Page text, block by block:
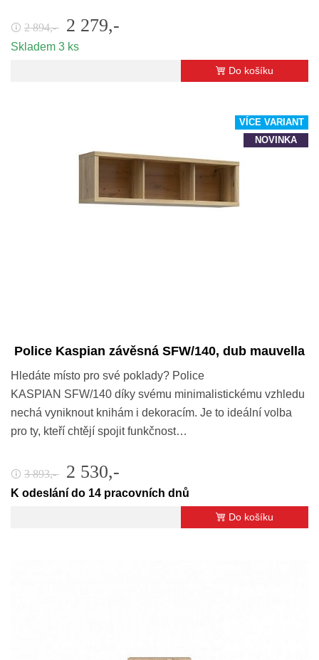
🛈 2 894,- 2 279,-
Skladem 3 ks
Do košíku
VÍCE VARIANT
NOVINKA
Police Kaspian závěsná SFW/140, dub mauvella
Hledáte místo pro své poklady? Police
KASPIAN SFW/140 díky svému minimalistickému vzhledu
nechá vyniknout knihám i dekoracím. Je to ideální volba
pro ty, kteří chtějí spojit funkčnost…
🛈 3 893,- 2 530,-
K odeslání do 14 pracovních dnů
Do košíku